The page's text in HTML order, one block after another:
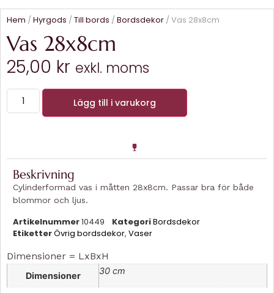
Hem /Hyrgods /Till bords /Bordsdekor / Vas 28x8cm
Vas 28x8cm
25,00 kr exkl. moms
Lägg till i varukorg
Beskrivning
Cylinderformad vas i måtten 28x8cm. Passar bra för både
blommor och ljus.
Artikelnummer10449 KategoriBordsdekor
EtiketterÖvrig bordsdekor, Vaser
Dimensioner = LxBxH
Dimensioner 30 cm